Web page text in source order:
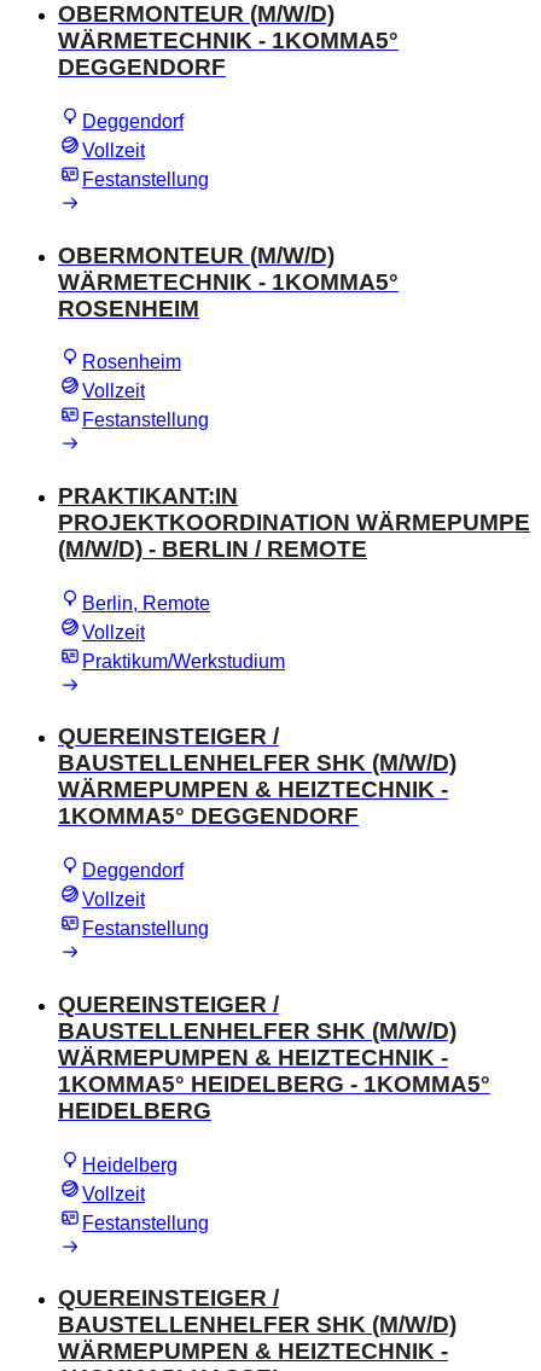
OBERMONTEUR (M/W/D)
WÄRMETECHNIK - 1KOMMA5°
DEGGENDORF
Deggendorf
Vollzeit
Festanstellung
OBERMONTEUR (M/W/D)
WÄRMETECHNIK - 1KOMMA5°
ROSENHEIM
Rosenheim
Vollzeit
Festanstellung
PRAKTIKANT:IN
PROJEKTKOORDINATION WÄRMEPUMPE
(M/W/D) - BERLIN / REMOTE
Berlin, Remote
Vollzeit
Praktikum/Werkstudium
QUEREINSTEIGER /
BAUSTELLENHELFER SHK (M/W/D)
WÄRMEPUMPEN & HEIZTECHNIK -
1KOMMA5° DEGGENDORF
Deggendorf
Vollzeit
Festanstellung
QUEREINSTEIGER /
BAUSTELLENHELFER SHK (M/W/D)
WÄRMEPUMPEN & HEIZTECHNIK -
1KOMMA5° HEIDELBERG - 1KOMMA5°
HEIDELBERG
Heidelberg
Vollzeit
Festanstellung
QUEREINSTEIGER /
BAUSTELLENHELFER SHK (M/W/D)
WÄRMEPUMPEN & HEIZTECHNIK -